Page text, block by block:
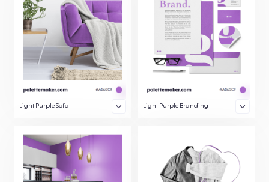
Light Purple Sofa Light Purple Branding